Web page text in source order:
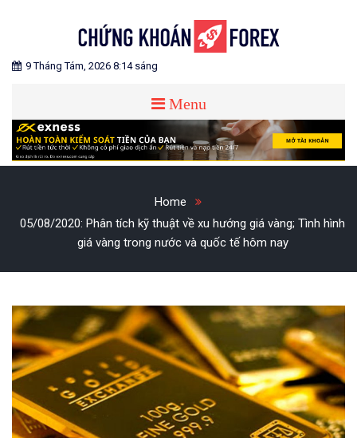
CHỨNG KHOÁN FOREX
Blog chia sẻ về Chứng Khoán và Forex
9 Tháng Tám, 2026 8:14 sáng
Menu
Home
05/08/2020: Phân tích kỹ thuật về xu hướng giá vàng; Tình hình
giá vàng trong nước và quốc tế hôm nay